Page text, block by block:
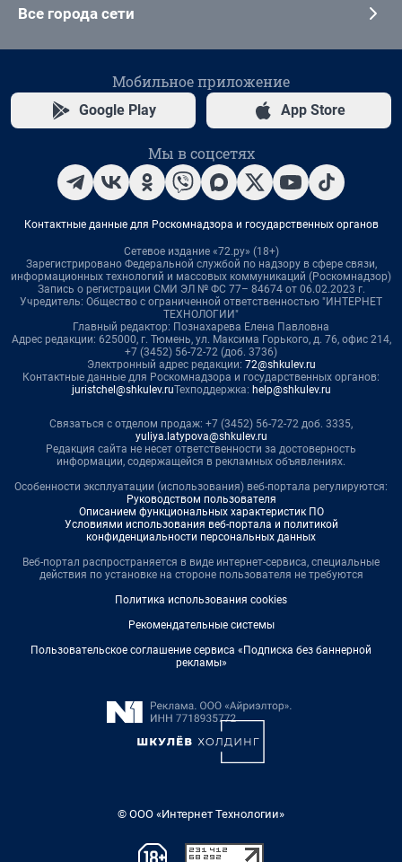
Все города сети
Мобильное приложение
Google Play App Store
Мы в соцсетях
Контактные данные для Роскомнадзора и государственных органов
Сетевое издание «72.ру» (18+)
Зарегистрировано Федеральной службой по надзору в сфере связи,
информационных технологий и массовых коммуникаций (Роскомнадзор)
Запись о регистрации СМИ ЭЛ № ФС 77– 84674 от 06.02.2023 г.
Учредитель: Общество с ограниченной ответственностью "ИНТЕРНЕТ
ТЕХНОЛОГИИ"
Главный редактор: Познахарева Елена Павловна
Адрес редакции: 625000, г. Тюмень, ул. Максима Горького, д. 76, офис 214,
+7 (3452) 56-72-72 (доб. 3736)
Электронный адрес редакции: 72@shkulev.ru
Контактные данные для Роскомнадзора и государственных органов:
juristchel@shkulev.ruТехподдержка: help@shkulev.ru
Связаться с отделом продаж: +7 (3452) 56-72-72 доб. 3335,
yuliya.latypova@shkulev.ru
Редакция сайта не несет ответственности за достоверность
информации, содержащейся в рекламных объявлениях.
Особенности эксплуатации (использования) веб-портала регулируются:
Руководством пользователя
Описанием функциональных характеристик ПО
Условиями использования веб-портала и политикой
конфиденциальности персональных данных
Веб-портал распространяется в виде интернет-сервиса, специальные
действия по установке на стороне пользователя не требуются
Политика использования cookies
Рекомендательные системы
Пользовательское соглашение сервиса «Подписка без баннерной
рекламы»
© ООО «Интернет Технологии»